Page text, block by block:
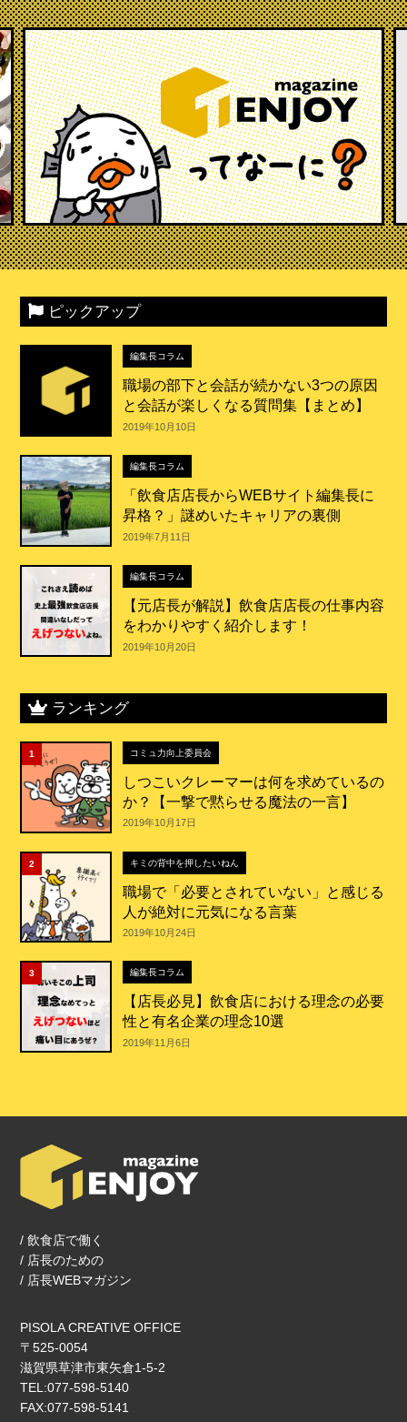
ピックアップ
編集長コラム
職場の部下と会話が続かない3つの原因
と会話が楽しくなる質問集【まとめ】
2019年10月10日
編集長コラム
「飲食店店長からWEBサイト編集長に
昇格？」謎めいたキャリアの裏側
2019年7月11日
編集長コラム
【元店長が解説】飲食店店長の仕事内容
をわかりやすく紹介します！
2019年10月20日
ランキング
1 コミュ力向上委員会
しつこいクレーマーは何を求めているの
か？【一撃で黙らせる魔法の一言】
2019年10月17日
2 キミの背中を押したいねん
職場で「必要とされていない」と感じる
人が絶対に元気になる言葉
2019年10月24日
3 編集長コラム
【店長必見】飲食店における理念の必要
性と有名企業の理念10選
2019年11月6日
/ 飲食店で働く
/ 店長のための
/ 店長WEBマガジン
PISOLA CREATIVE OFFICE
〒525-0054
滋賀県草津市東矢倉1‐5‐2
TEL:077-598-5140
FAX:077-598-5141